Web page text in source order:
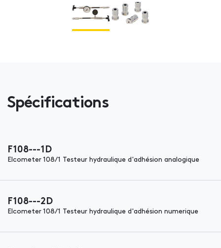
Spécifications
F108---1D
Elcometer 108/1 Testeur hydraulique d'adhésion analogique
F108---2D
Elcometer 108/1 Testeur hydraulique d'adhésion numerique